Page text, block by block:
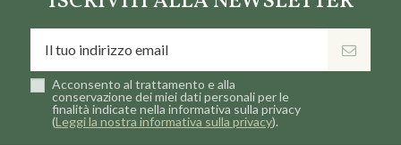
Acconsento al trattamento e alla
conservazione dei miei dati personali per le
finalità indicate nella informativa sulla privacy
(Leggi la nostra informativa sulla privacy).